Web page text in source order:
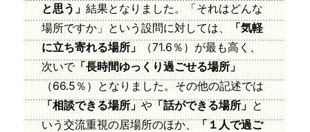
と思う」 結果となりました。「それはどんな
場所ですか」という設問に対しては、
「気軽
に立ち寄れる場所」
（71.6％）が最も高く、
次いで「長時間ゆっくり過ごせる場所」
（66.5％）となりました。その他の記述では
「相談できる場所」や「話ができる場所」と
いう交流重視の居場所のほか、「１人で過ご